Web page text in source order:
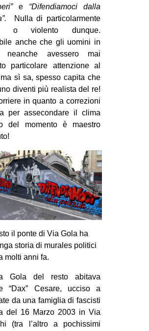
STUDENTI
CULTURE
ARTE
MANIFESTI
MUSICA
RECENSIONI
AMERICHE
ESTREMO ORIENTE
EUROPA
MEDIO ORIENTE
MONDO
EVENTI
in
tw
e “Difendiamoci dalla
Nulla di particolarmente
o violento dunque.
anche che gli uomini in
neanche avessero mai
particolare attenzione al
sì sa, spesso capita che
diventi più realista del re!
in quanto a correzioni
per assecondare il clima
del momento è maestro
il ponte di Via Gola ha
storia di murales politici
molti anni fa.
Gola del resto abitava
“Dax” Cesare, ucciso a
da una famiglia di fascisti
del 16 Marzo 2003 in Via
(tra l’altro a pochissimi